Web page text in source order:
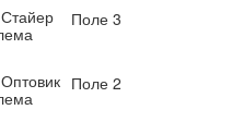
Стайер
Поле 3
Оптовик Поле 2